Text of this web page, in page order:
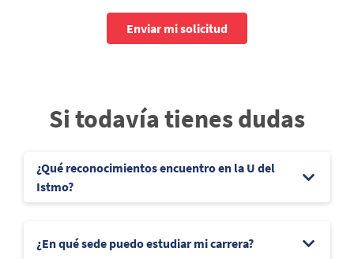
Enviar mi solicitud
Si todavía tienes dudas
¿Qué reconocimientos encuentro en la U del
Istmo?
¿En qué sede puedo estudiar mi carrera?